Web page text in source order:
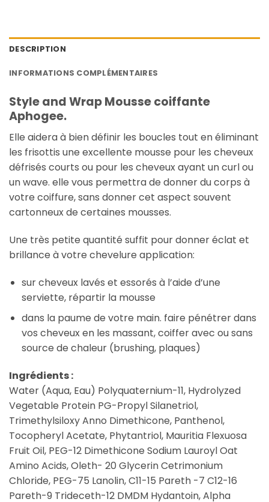
DESCRIPTION
INFORMATIONS COMPLÉMENTAIRES
Style and Wrap Mousse coiffante
Aphogee.
Elle aidera à bien définir les boucles tout en éliminant
les frisottis une excellente mousse pour les cheveux
défrisés courts ou pour les cheveux ayant un curl ou
un wave. elle vous permettra de donner du corps à
votre coiffure, sans donner cet aspect souvent
cartonneux de certaines mousses.
Une très petite quantité suffit pour donner éclat et
brillance à votre chevelure application:
sur cheveux lavés et essorés à l’aide d’une
serviette, répartir la mousse
dans la paume de votre main. faire pénétrer dans
vos cheveux en les massant, coiffer avec ou sans
source de chaleur (brushing, plaques)
Ingrédients :
Water (Aqua, Eau) Polyquaternium-11, Hydrolyzed
Vegetable Protein PG-Propyl Silanetriol,
Trimethylsiloxy Anno Dimethicone, Panthenol,
Tocopheryl Acetate, Phytantriol, Mauritia Flexuosa
Fruit Oil, PEG-12 Dimethicone Sodium Lauroyl Oat
Amino Acids, Oleth- 20 Glycerin Cetrimonium
Chloride, PEG-75 Lanolin, C11-15 Pareth -7 C12-16
Pareth-9 Trideceth-12 DMDM Hydantoin, Alpha